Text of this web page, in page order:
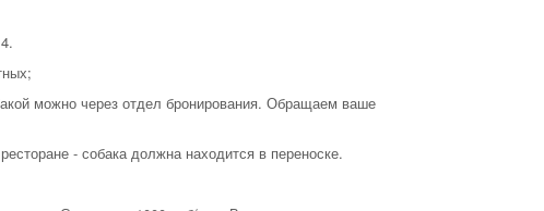
можно через отдел бронирования. Обращаем ваше
- собака должна находится в переноске.